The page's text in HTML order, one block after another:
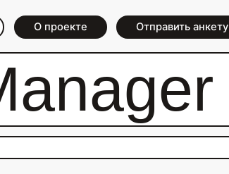
О проекте Отправить анкету